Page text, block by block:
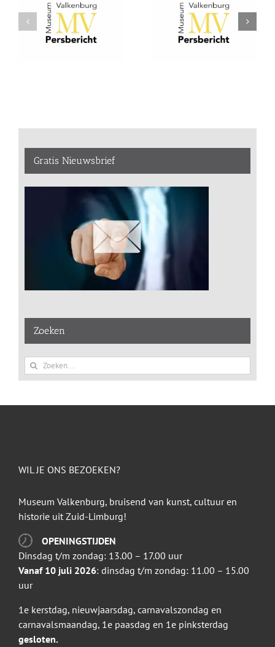
Gratis Nieuwsbrief
Zoeken
Zoeken
naar:
WIL JE ONS BEZOEKEN?
Museum Valkenburg, bruisend van kunst, cultuur en
historie uit Zuid-Limburg!
OPENINGSTIJDEN
Dinsdag t/m zondag: 13.00 – 17.00 uur
Vanaf 10 juli 2026: dinsdag t/m zondag: 11.00 – 15.00
uur
1e kerstdag, nieuwjaarsdag, carnavalszondag en
carnavalsmaandag, 1e paasdag en 1e pinksterdag
gesloten.